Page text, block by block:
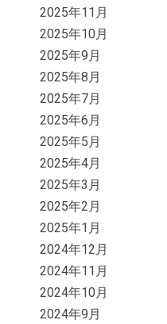
2025年11月
2025年10月
2025年9月
2025年8月
2025年7月
2025年6月
2025年5月
2025年4月
2025年3月
2025年2月
2025年1月
2024年12月
2024年11月
2024年10月
2024年9月